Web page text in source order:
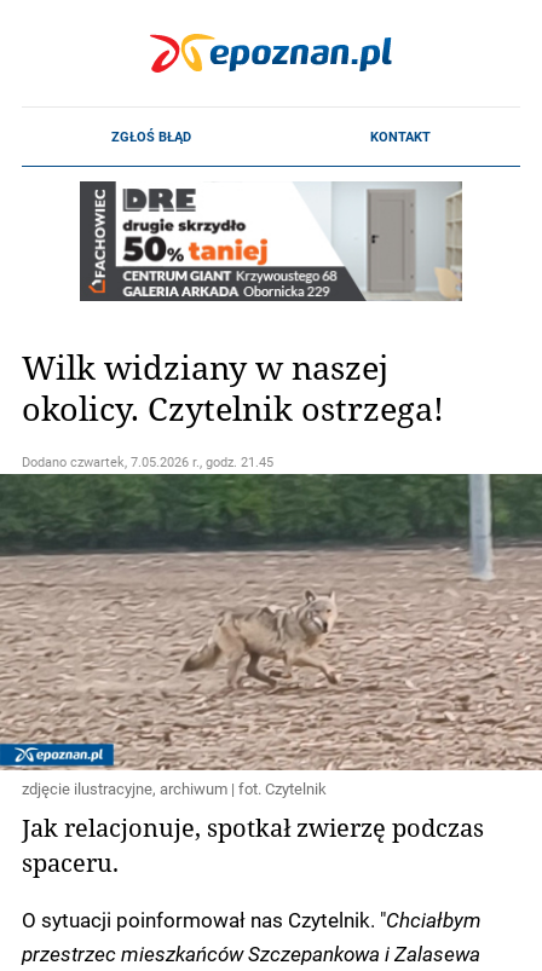
Wilk widziany w naszej
okolicy. Czytelnik ostrzega!
Dodano czwartek, 7.05.2026 r., godz. 21.45
zdjęcie ilustracyjne, archiwum | fot. Czytelnik
Jak relacjonuje, spotkał zwierzę podczas
spaceru.
O sytuacji poinformował nas Czytelnik. "Chciałbym
przestrzec mieszkańców Szczepankowa i Zalasewa